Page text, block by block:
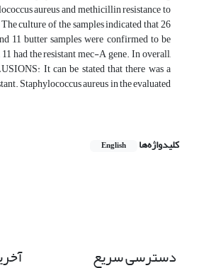
aureus and methicillin resistance to
culture of the samples indicated that 26
11 butter samples were confirmed to be
had the resistant mec-A gene. In overall,
It can be stated that there was a
Staphylococcus aureus in the evaluated
کلیدواژه‌ها English
دسترسی سریع